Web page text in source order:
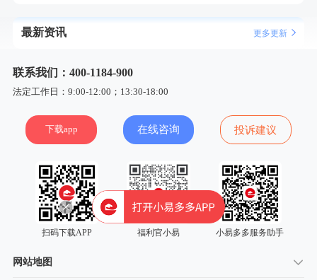
最新资讯 更多更新
联系我们：400-1184-900
法定工作日：9:00-12:00；13:30-18:00
下载app 在线咨询 投诉建议
扫码下载APP 福利官小易 小易多多服务助手
网站地图